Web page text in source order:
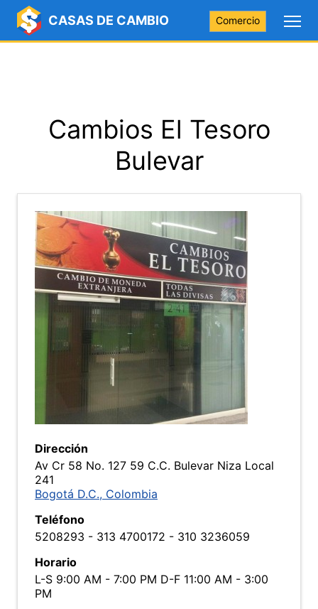
CASAS DE CAMBIO Comercio
Cambios El Tesoro
Bulevar
Dirección
Av Cr 58 No. 127 59 C.C. Bulevar Niza Local
241
Bogotá D.C., Colombia
Teléfono
5208293 - 313 4700172 - 310 3236059
Horario
L-S 9:00 AM - 7:00 PM D-F 11:00 AM - 3:00
PM